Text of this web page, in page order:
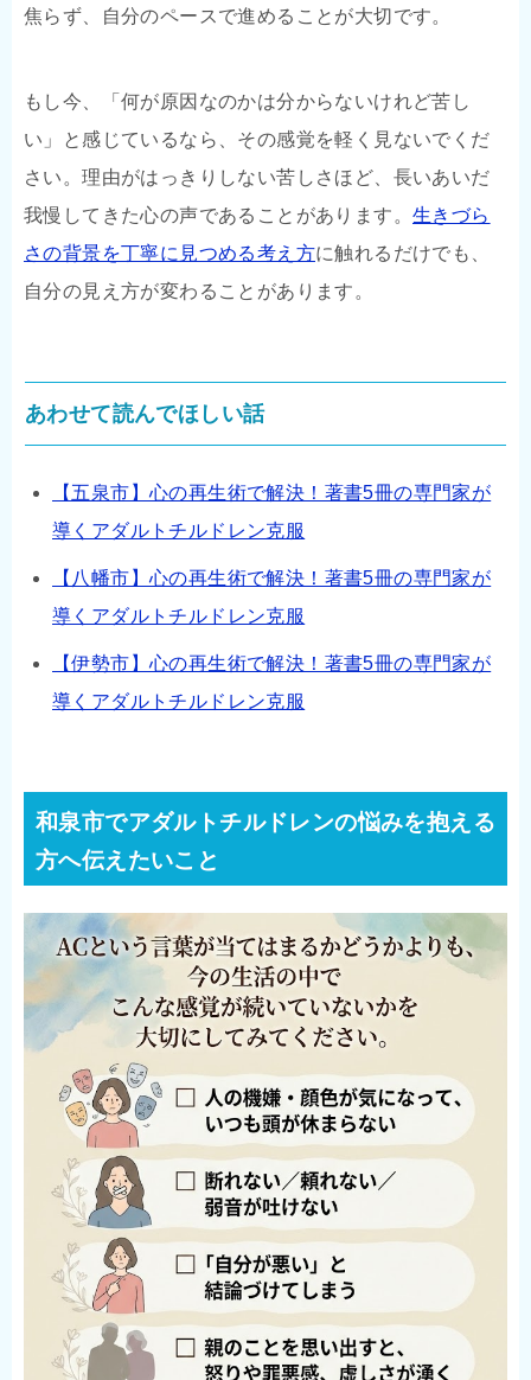
焦らず、自分のペースで進めることが大切です。
もし今、「何が原因なのかは分からないけれど苦し
い」と感じているなら、その感覚を軽く見ないでくだ
さい。理由がはっきりしない苦しさほど、長いあいだ
我慢してきた心の声であることがあります。 生きづら
さの背景を丁寧に見つめる考え方に触れるだけでも、
自分の見え方が変わることがあります。
あわせて読んでほしい話
【五泉市】心の再生術で解決！著書5冊の専門家が
導くアダルトチルドレン克服
【八幡市】心の再生術で解決！著書5冊の専門家が
導くアダルトチルドレン克服
【伊勢市】心の再生術で解決！著書5冊の専門家が
導くアダルトチルドレン克服
和泉市でアダルトチルドレンの悩みを抱える
方へ伝えたいこと